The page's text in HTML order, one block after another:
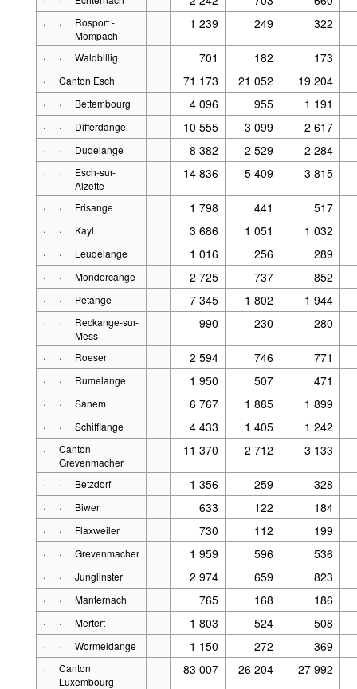
· ·
Rosport -
Mompach
1 239 249 322
· · Waldbillig 701 182
173
·
Canton Esch 71 173 21 052
19 204
· · Bettembourg 4 096 955
1 191
· · Differdange 10 555 3 099
2 617
· · Dudelange 8 382 2 529
2 284
· ·
Esch-sur-
Alzette
14 836 5 409 3 815
· · Frisange 1 798 441
517
· · Kayl 3 686 1 051
1 032
· · Leudelange 1 016 256
289
· · Mondercange 2 725 737
852
· · Pétange 7 345 1 802
1 944
· ·
Reckange-sur-
Mess
990 230 280
· · Roeser 2 594 746
771
· · Rumelange 1 950 507
471
· · Sanem 6 767 1 885
1 899
· · Schifflange 4 433 1 405
1 242
·
Canton
Grevenmacher
11 370 2 712 3 133
· · Betzdorf 1 356 259
328
· · Biwer 633 122
184
· · Flaxweiler 730 112
199
· · Grevenmacher 1 959 596
536
· · Junglinster 2 974 659
823
· · Manternach 765 168
186
· · Mertert 1 803 524
508
· · Wormeldange 1 150 272
369
·
Canton
Luxembourg
83 007 26 204 27 992